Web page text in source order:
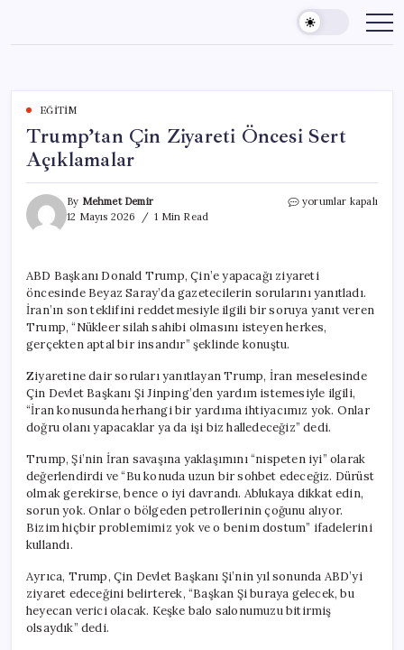
content
EĞITIM
Trump’tan Çin Ziyareti Öncesi Sert
Açıklamalar
By Mehmet Demir
12 Mayıs 2026
1 Min Read
Trump’tan
Açıklamalar
için
yorumlar kapalı
ABD Başkanı Donald Trump, Çin’e yapacağı ziyareti
öncesinde Beyaz Saray’da gazetecilerin sorularını yanıtladı.
İran’ın son teklifini reddetmesiyle ilgili bir soruya yanıt veren
Trump, “Nükleer silah sahibi olmasını isteyen herkes,
gerçekten aptal bir insandır” şeklinde konuştu.
Ziyaretine dair soruları yanıtlayan Trump, İran meselesinde
Çin Devlet Başkanı Şi Jinping’den yardım istemesiyle ilgili,
“İran konusunda herhangi bir yardıma ihtiyacımız yok. Onlar
doğru olanı yapacaklar ya da işi biz halledeceğiz” dedi.
Trump, Şi’nin İran savaşına yaklaşımını “nispeten iyi” olarak
değerlendirdi ve “Bu konuda uzun bir sohbet edeceğiz. Dürüst
olmak gerekirse, bence o iyi davrandı. Ablukaya dikkat edin,
sorun yok. Onlar o bölgeden petrollerinin çoğunu alıyor.
Bizim hiçbir problemimiz yok ve o benim dostum” ifadelerini
kullandı.
Ayrıca, Trump, Çin Devlet Başkanı Şi’nin yıl sonunda ABD’yi
ziyaret edeceğini belirterek, “Başkan Şi buraya gelecek, bu
heyecan verici olacak. Keşke balo salonumuzu bitirmiş
olsaydık” dedi.